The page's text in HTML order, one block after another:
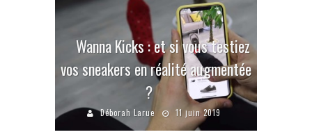
Wanna Kicks : et si vous testiez
vos sneakers en réalité augmentée
?
Déborah Larue 11 juin 2019